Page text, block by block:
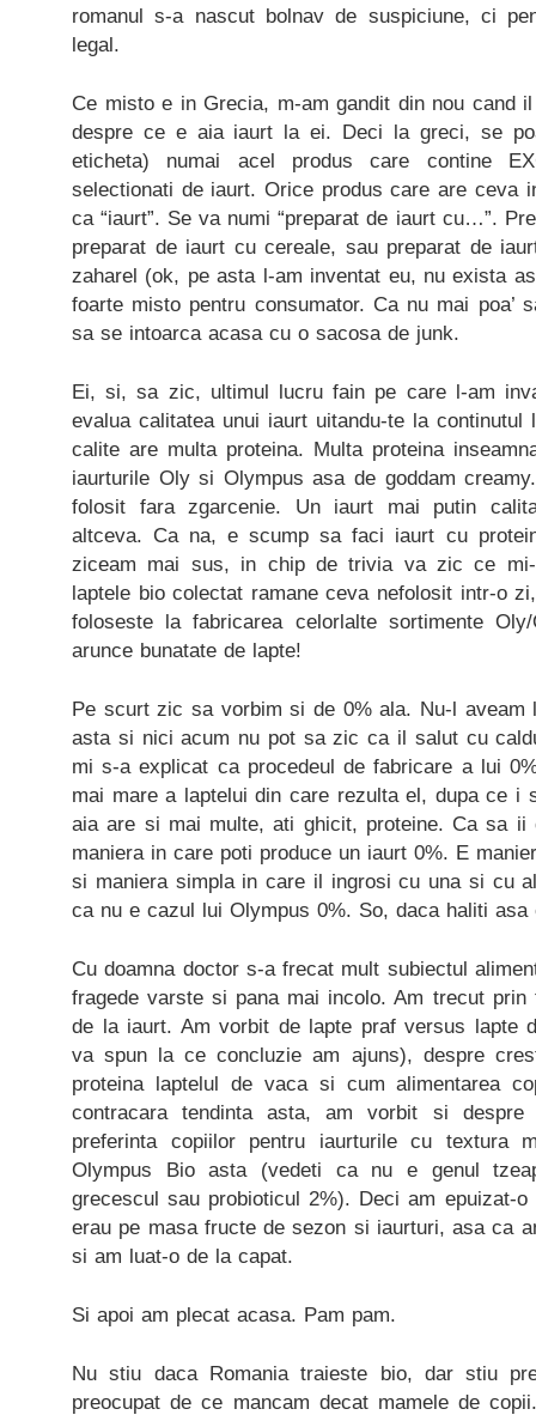
romanul s-a nascut bolnav de suspiciune, ci
legal.
Ce misto e in Grecia, m-am gandit din nou cand
despre ce e aia iaurt la ei. Deci la greci, se
eticheta) numai acel produs care contine
selectionati de iaurt. Orice produs care are ceva
ca “iaurt”. Se va numi “preparat de iaurt cu…”.
preparat de iaurt cu cereale, sau preparat de
zaharel (ok, pe asta l-am inventat eu, nu exista
foarte misto pentru consumator. Ca nu mai poa’
sa se intoarca acasa cu o sacosa de junk.
Ei, si, sa zic, ultimul lucru fain pe care l-am
evalua calitatea unui iaurt uitandu-te la
calite are multa proteina. Multa proteina
iaurturile Oly si Olympus asa de goddam
folosit fara zgarcenie. Un iaurt mai putin
altceva. Ca na, e scump sa faci iaurt cu
ziceam mai sus, in chip de trivia va zic ce
laptele bio colectat ramane ceva nefolosit intr-o
foloseste la fabricarea celorlalte sortimente
arunce bunatate de lapte!
Pe scurt zic sa vorbim si de 0% ala. Nu-l aveam
asta si nici acum nu pot sa zic ca il salut cu
mi s-a explicat ca procedeul de fabricare a lui
mai mare a laptelui din care rezulta el, dupa ce i
aia are si mai multe, ati ghicit, proteine. Ca sa ii
maniera in care poti produce un iaurt 0%. E
si maniera simpla in care il ingrosi cu una si cu
ca nu e cazul lui Olympus 0%. So, daca haliti
Cu doamna doctor s-a frecat mult subiectul
fragede varste si pana mai incolo. Am trecut prin
de la iaurt. Am vorbit de lapte praf versus lapte
va spun la ce concluzie am ajuns), despre
proteina laptelul de vaca si cum alimentarea
contracara tendinta asta, am vorbit si
preferinta copiilor pentru iaurturile cu textura
Olympus Bio asta (vedeti ca nu e genul
grecescul sau probioticul 2%). Deci am epuizat-
erau pe masa fructe de sezon si iaurturi, asa ca
si am luat-o de la capat.
Si apoi am plecat acasa. Pam pam.
Nu stiu daca Romania traieste bio, dar stiu
preocupat de ce mancam decat mamele de